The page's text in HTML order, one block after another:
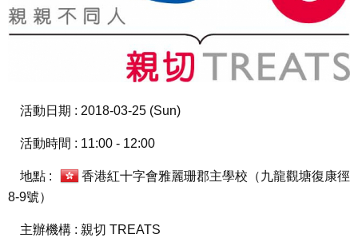
活動日期 : 2018-03-25 (Sun)
活動時間 : 11:00 - 12:00
地點 :
香港紅十字會雅麗珊郡主學校（九龍觀塘復康徑
8-9號）
主辦機構 : 親切 TREATS